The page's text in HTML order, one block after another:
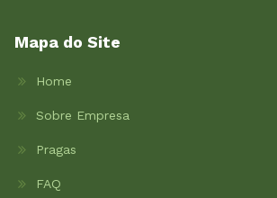
Mapa do Site
Home
Sobre Empresa
Pragas
FAQ